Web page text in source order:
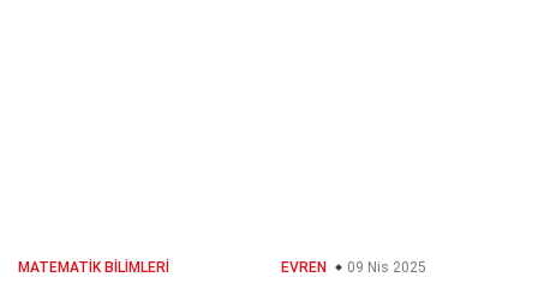
MATEMATIK BILIMLERI
EVREN 09 Nis 2025